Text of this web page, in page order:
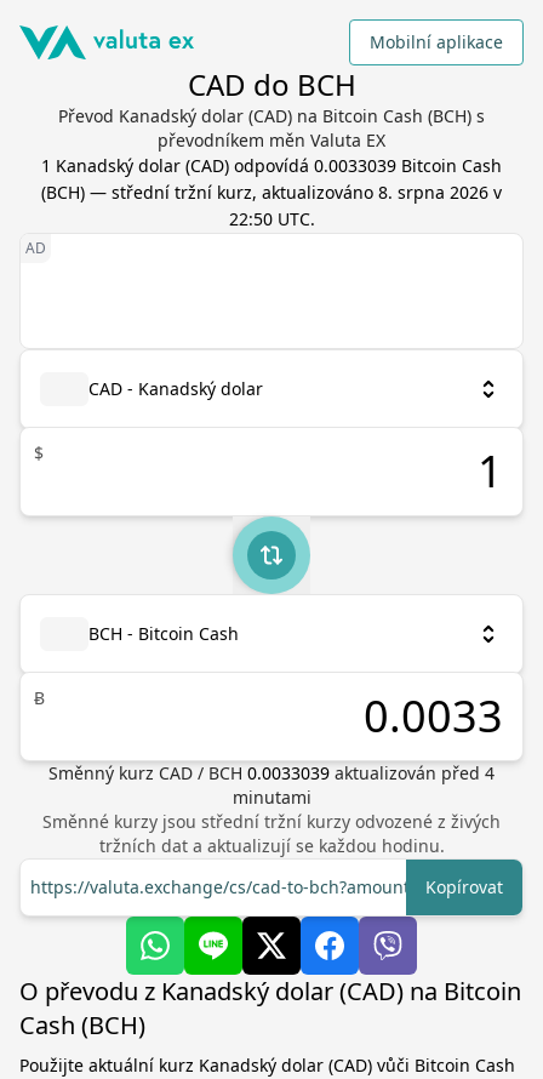
Mobilní aplikace
CAD do BCH
Převod Kanadský dolar (CAD) na Bitcoin Cash (BCH) s
převodníkem měn Valuta EX
1 Kanadský dolar (CAD) odpovídá 0.0033039 Bitcoin Cash
(BCH) — střední tržní kurz, aktualizováno 8. srpna 2026 v
22:50 UTC.
CAD - Kanadský dolar
$
BCH - Bitcoin Cash
Ƀ
Směnný kurz CAD / BCH 0.0033039 aktualizován před 4
minutami
Směnné kurzy jsou střední tržní kurzy odvozené z živých
tržních dat a aktualizují se každou hodinu.
https://valuta.exchange/cs/cad-to-bch?amount=1Kopírovat
O převodu z Kanadský dolar (CAD) na Bitcoin
Cash (BCH)
Použijte aktuální kurz Kanadský dolar (CAD) vůči Bitcoin Cash